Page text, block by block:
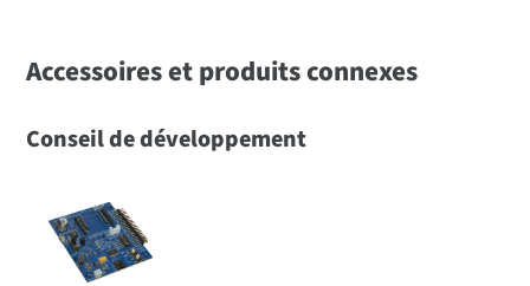
Accessoires et produits connexes
Conseil de développement